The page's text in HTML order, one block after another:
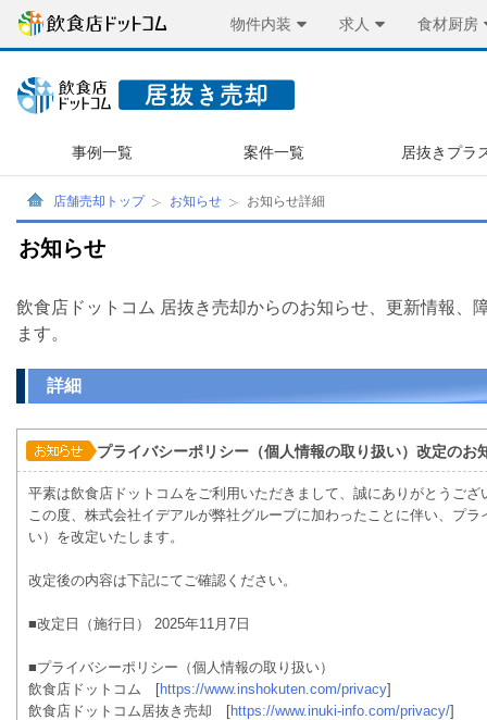
物件内装 求人 食材厨房
事例一覧 案件一覧 居抜きプラ
店舗売却トップ お知らせ お知らせ詳細
お知らせ
飲食店ドットコム 居抜き売却からのお知らせ、更新情報、
ます。
詳細
プライバシーポリシー（個人情報の取り扱い）改定のお
平素は飲食店ドットコムをご利用いただきまして、誠にありがとうござ
この度、株式会社イデアルが弊社グループに加わったことに伴い、プ
い）を改定いたします。
改定後の内容は下記にてご確認ください。
■改定日（施行日） 2025年11月7日
■プライバシーポリシー（個人情報の取り扱い）
飲食店ドットコム [https://www.inshokuten.com/privacy]
飲食店ドットコム居抜き売却 [https://www.inuki-info.com/privacy/]